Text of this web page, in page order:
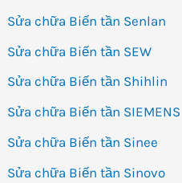
Sửa chữa Biến tần Senlan
Sửa chữa Biến tần SEW
Sửa chữa Biến tần Shihlin
Sửa chữa Biến tần SIEMENS
Sửa chữa Biến tần Sinee
Sửa chữa Biến tần Sinovo